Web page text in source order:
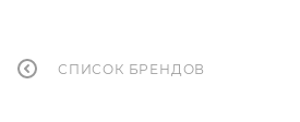
СПИСОК БРЕНДОВ